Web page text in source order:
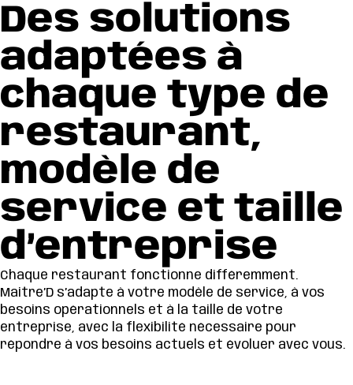
Des solutions
adaptées à
chaque type de
restaurant,
modèle de
service et taille
d’entreprise
Chaque restaurant fonctionne différemment.
Maitre’D s’adapte à votre modèle de service, à vos
besoins opérationnels et à la taille de votre
entreprise, avec la flexibilité nécessaire pour
répondre à vos besoins actuels et évoluer avec vous.